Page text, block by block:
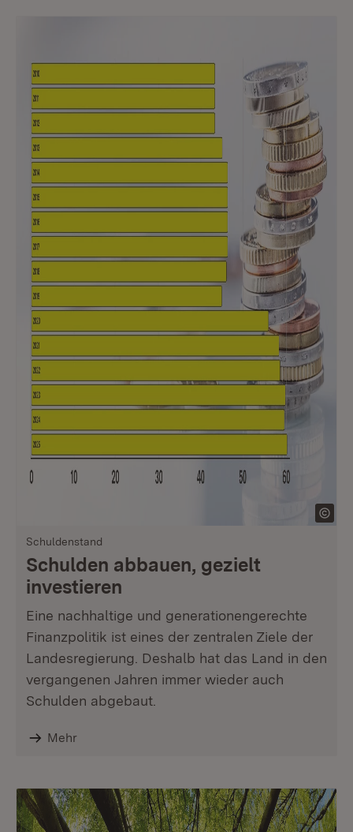
Schuldenstand
Schulden abbauen, gezielt
investieren
Eine nachhaltige und generationengerechte
Finanzpolitik ist eines der zentralen Ziele der
Landesregierung. Deshalb hat das Land in den
vergangenen Jahren immer wieder auch
Schulden abgebaut.
Mehr